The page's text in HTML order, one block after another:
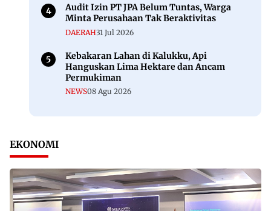
Audit Izin PT JPA Belum Tuntas, Warga
Minta Perusahaan Tak Beraktivitas
DAERAH31 Jul 2026
Kebakaran Lahan di Kalukku, Api
Hanguskan Lima Hektare dan Ancam
Permukiman
NEWS08 Agu 2026
EKONOMI